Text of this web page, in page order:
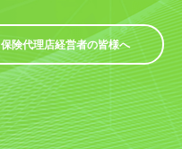
保険代理店経営者の皆様へ